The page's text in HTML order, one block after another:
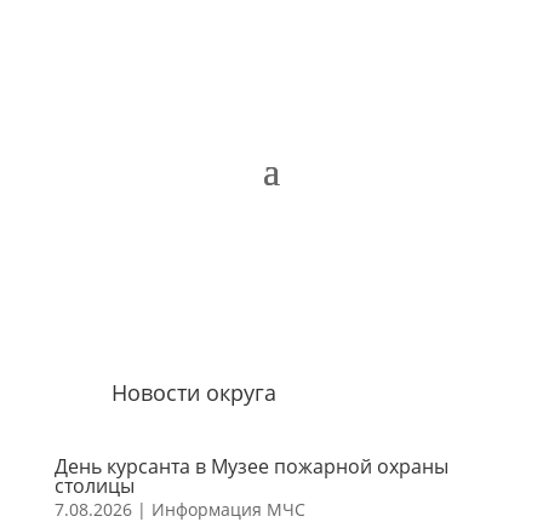
Новости округа
День курсанта в Музее пожарной охраны
столицы
7.08.2026| Информация МЧС